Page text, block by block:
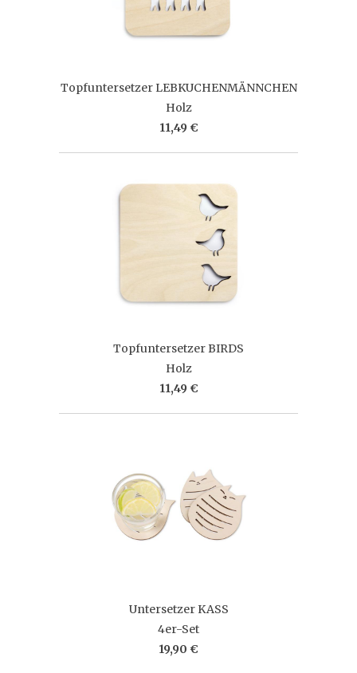
Topfuntersetzer LEBKUCHENMÄNNCHEN
Holz
11,49 €
Topfuntersetzer BIRDS
Holz
11,49 €
Untersetzer KASS
4er-Set
19,90 €